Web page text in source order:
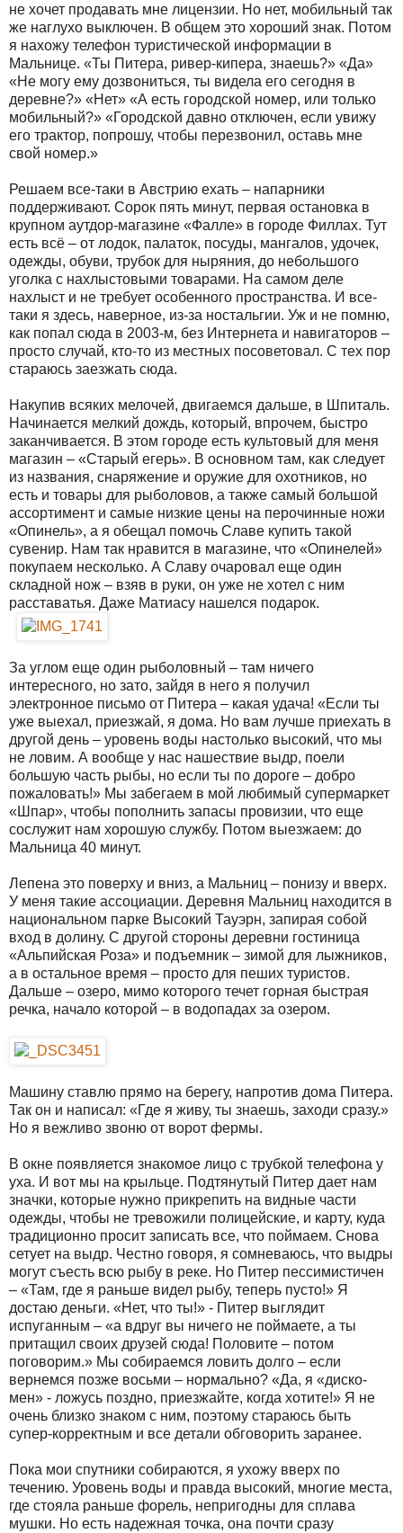
не хочет продавать мне лицензии. Но нет, мобильный так
же наглухо выключен. В общем это хороший знак. Потом
я нахожу телефон туристической информации в
Мальнице. «Ты Питера, ривер-кипера, знаешь?» «Да»
«Не могу ему дозвониться, ты видела его сегодня в
деревне?» «Нет» «А есть городской номер, или только
мобильный?» «Городской давно отключен, если увижу
его трактор, попрошу, чтобы перезвонил, оставь мне
свой номер.»
Решаем все-таки в Австрию ехать – напарники
поддерживают. Сорок пять минут, первая остановка в
крупном аутдор-магазине «Фалле» в городе Филлах. Тут
есть всё – от лодок, палаток, посуды, мангалов, удочек,
одежды, обуви, трубок для ныряния, до небольшого
уголка с нахлыстовыми товарами. На самом деле
нахлыст и не требует особенного пространства. И все-
таки я здесь, наверное, из-за ностальгии. Уж и не помню,
как попал сюда в 2003-м, без Интернета и навигаторов –
просто случай, кто-то из местных посоветовал. С тех пор
стараюсь заезжать сюда.
Накупив всяких мелочей, двигаемся дальше, в Шпиталь.
Начинается мелкий дождь, который, впрочем, быстро
заканчивается. В этом городе есть культовый для меня
магазин – «Старый егерь». В основном там, как следует
из названия, снаряжение и оружие для охотников, но
есть и товары для рыболовов, а также самый большой
ассортимент и самые низкие цены на перочинные ножи
«Опинель», а я обещал помочь Славе купить такой
сувенир. Нам так нравится в магазине, что «Опинелей»
покупаем несколько. А Славу очаровал еще один
складной нож – взяв в руки, он уже не хотел с ним
расставатья. Даже Матиасу нашелся подарок.
За углом еще один рыболовный – там ничего
интересного, но зато, зайдя в него я получил
электронное письмо от Питера – какая удача! «Если ты
уже выехал, приезжай, я дома. Но вам лучше приехать в
другой день – уровень воды настолько высокий, что мы
не ловим. А вообще у нас нашествие выдр, поели
большую часть рыбы, но если ты по дороге – добро
пожаловать!» Мы забегаем в мой любимый супермаркет
«Шпар», чтобы пополнить запасы провизии, что еще
сослужит нам хорошую службу. Потом выезжаем: до
Мальница 40 минут.
Лепена это поверху и вниз, а Мальниц – понизу и вверх.
У меня такие ассоциации. Деревня Мальниц находится в
национальном парке Высокий Тауэрн, запирая собой
вход в долину. С другой стороны деревни гостиница
«Альпийская Роза» и подъемник – зимой для лыжников,
а в остальное время – просто для пеших туристов.
Дальше – озеро, мимо которого течет горная быстрая
речка, начало которой – в водопадах за озером.
Машину ставлю прямо на берегу, напротив дома Питера.
Так он и написал: «Где я живу, ты знаешь, заходи сразу.»
Но я вежливо звоню от ворот фермы.
В окне появляется знакомое лицо с трубкой телефона у
уха. И вот мы на крыльце. Подтянутый Питер дает нам
значки, которые нужно прикрепить на видные части
одежды, чтобы не тревожили полицейские, и карту, куда
традиционно просит записать все, что поймаем. Снова
сетует на выдр. Честно говоря, я сомневаюсь, что выдры
могут съесть всю рыбу в реке. Но Питер пессимистичен
– «Там, где я раньше видел рыбу, теперь пусто!» Я
достаю деньги. «Нет, что ты!» - Питер выглядит
испуганным – «а вдруг вы ничего не поймаете, а ты
притащил своих друзей сюда! Половите – потом
поговорим.» Мы собираемся ловить долго – если
вернемся позже восьми – нормально? «Да, я «диско-
мен» - ложусь поздно, приезжайте, когда хотите!» Я не
очень близко знаком с ним, поэтому стараюсь быть
супер-корректным и все детали обговорить заранее.
Пока мои спутники собираются, я ухожу вверх по
течению. Уровень воды и правда высокий, многие места,
где стояла раньше форель, непригодны для сплава
мушки. Но есть надежная точка, она почти сразу